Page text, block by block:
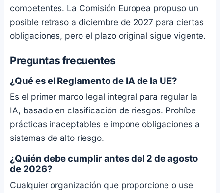
competentes. La Comisión Europea propuso un
posible retraso a diciembre de 2027 para ciertas
obligaciones, pero el plazo original sigue vigente.
Preguntas frecuentes
¿Qué es el Reglamento de IA de la UE?
Es el primer marco legal integral para regular la
IA, basado en clasificación de riesgos. Prohíbe
prácticas inaceptables e impone obligaciones a
sistemas de alto riesgo.
¿Quién debe cumplir antes del 2 de agosto
de 2026?
Cualquier organización que proporcione o use